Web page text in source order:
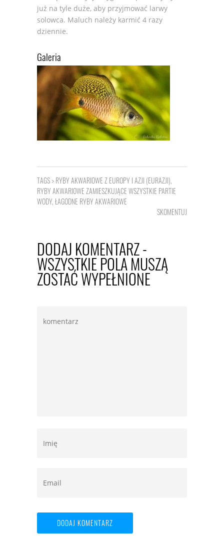
już na tyle duże, aby przyjmować larwy
solowca. Maluch należy karmić 4 razy
dziennie.
Galeria
TAGS >RYBY AKWARIOWE Z EUROPY I AZJI (EURAZJI),
RYBY AKWARIOWE ZAMIESZKUJĄCE WSZYSTKIE PARTIE
WODY,ŁAGODNE RYBY AKWARIOWE
SKOMENTUJ
DODAJ KOMENTARZ -
WSZYSTKIE POLA MUSZĄ
ZOSTAĆ WYPEŁNIONE